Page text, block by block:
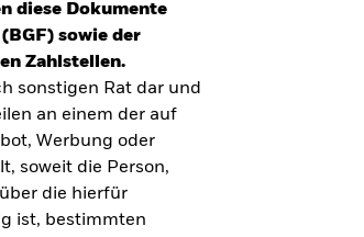
2025
diese Dokumente
sowie der
Zahlstellen.
sonstigen Rat dar und
an einem der auf
Werbung oder
soweit die Person,
die hierfür
ist, bestimmten